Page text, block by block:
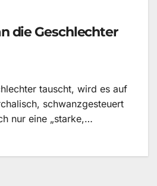
die Geschlechter
tauscht, wird es auf
schwanzgesteuert
nur eine „starke,…